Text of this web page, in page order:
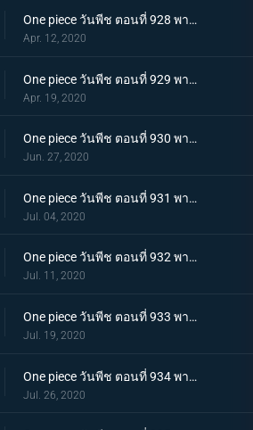
One piece วันพีช ตอนที่ 928 พากย์ไทย ดอกไม้ที่ปลิดปลิว! วาระสุดท้ายของหญิงงามแห่งวาโนะ
Apr. 12, 2020
One piece วันพีช ตอนที่ 929 พากย์ไทย สายสัมพันธ์นักโทษ ลูฟี่กับปู่เฮียว!
Apr. 19, 2020
One piece วันพีช ตอนที่ 930 พากย์ไทย หัวหน้าใหญ่! ควีนแห่งหายนะปรากฏตัว!
Jun. 27, 2020
One piece วันพีช ตอนที่ 931 พากย์ไทย ปีนขึ้นไป ลูฟี่และการหนีตายที่เดิมพันด้วยชีวิต!
Jul. 04, 2020
One piece วันพีช ตอนที่ 932 พากย์ไทย อยู่หรือตาย ศึกซูโม่อินเฟอร์โนของควีน
Jul. 11, 2020
One piece วันพีช ตอนที่ 933 พากย์ไทย กิวคิมารุ! ศึกตัดสินของโซโลบนสะพานโออิฮางิ
Jul. 19, 2020
One piece วันพีช ตอนที่ 934 พากย์ไทย สถานะการณ์พลิกผัน! วิชาสามดาบข้ามเงื้อมมือมัจจุราช!
Jul. 26, 2020